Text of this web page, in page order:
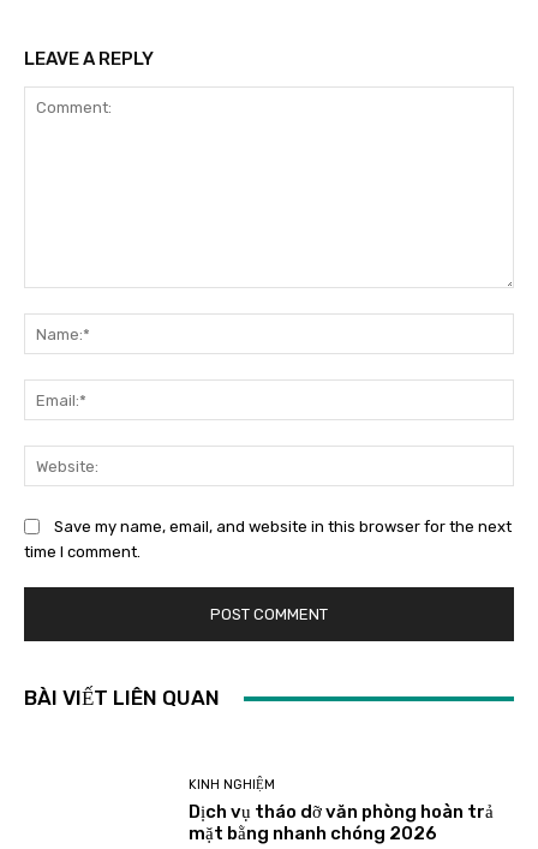
LEAVE A REPLY
Save my name, email, and website in this browser for the next
time I comment.
BÀI VIẾT LIÊN QUAN
KINH NGHIỆM
Dịch vụ tháo dỡ văn phòng hoàn trả
mặt bằng nhanh chóng 2026